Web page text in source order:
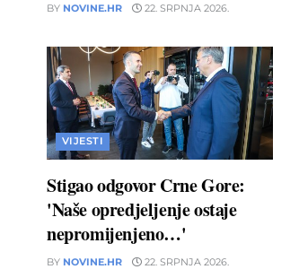
BY NOVINE.HR 22. SRPNJA 2026.
VIJESTI
Stigao odgovor Crne Gore:
'Naše opredjeljenje ostaje
nepromijenjeno…'
BY NOVINE.HR 22. SRPNJA 2026.